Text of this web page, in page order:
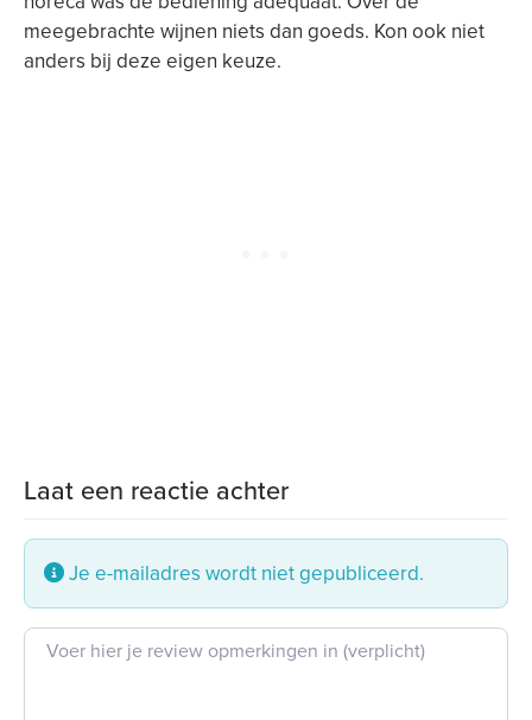
meegebrachte wijnen niets dan goeds. Kon ook niet
anders bij deze eigen keuze.
Laat een reactie achter
Je e-mailadres wordt niet gepubliceerd.
Beoordeling tekst